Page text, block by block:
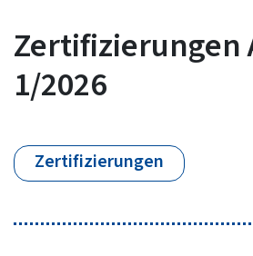
Zertifizierungen
1/2026
Zertifizierungen